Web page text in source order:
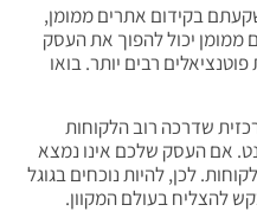
בקידום אתרים ממומן,
ממומן יכול להפוך את העסק
רבים יותר. בואו
שדרכה רוב הלקוחות
אם העסק שלכם אינו נמצא
לכן, להיות נוכחים בגוגל
להצליח בעולם המקוון.